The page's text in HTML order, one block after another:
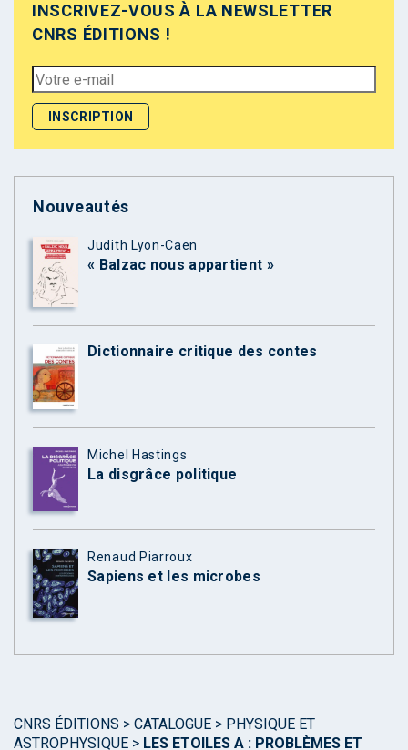
INSCRIVEZ-VOUS À LA NEWSLETTER
CNRS ÉDITIONS !
Nouveautés
Judith Lyon-Caen
« Balzac nous appartient »
Dictionnaire critique des contes
Michel Hastings
La disgrâce politique
Renaud Piarroux
Sapiens et les microbes
CNRS ÉDITIONS > CATALOGUE > PHYSIQUE ET
ASTROPHYSIQUE > LES ETOILES A : PROBLÈMES ET